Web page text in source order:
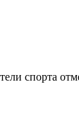
спорта